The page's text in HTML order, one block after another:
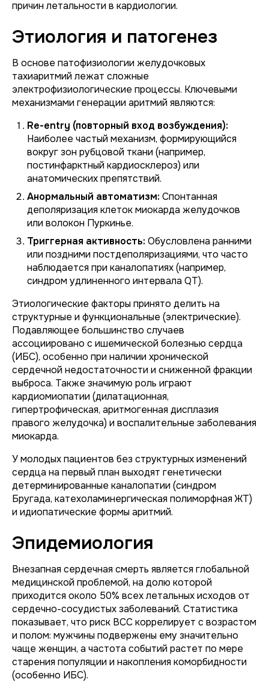
причин летальности в кардиологии.
Этиология и патогенез
В основе патофизиологии желудочковых
тахиаритмий лежат сложные
электрофизиологические процессы. Ключевыми
механизмами генерации аритмий являются:
Re-entry (повторный вход возбуждения):
Наиболее частый механизм, формирующийся
вокруг зон рубцовой ткани (например,
постинфарктный кардиосклероз) или
анатомических препятствий.
Анормальный автоматизм: Спонтанная
деполяризация клеток миокарда желудочков
или волокон Пуркинье.
Триггерная активность: Обусловлена ранними
или поздними постдеполяризациями, что часто
наблюдается при каналопатиях (например,
синдром удлиненного интервала QT).
Этиологические факторы принято делить на
структурные и функциональные (электрические).
Подавляющее большинство случаев
ассоциировано с ишемической болезнью сердца
(ИБС), особенно при наличии хронической
сердечной недостаточности и сниженной фракции
выброса. Также значимую роль играют
кардиомиопатии (дилатационная,
гипертрофическая, аритмогенная дисплазия
правого желудочка) и воспалительные заболевания
миокарда.
У молодых пациентов без структурных изменений
сердца на первый план выходят генетически
детерминированные каналопатии (синдром
Бругада, катехоламинергическая полиморфная ЖТ)
и идиопатические формы аритмий.
Эпидемиология
Внезапная сердечная смерть является глобальной
медицинской проблемой, на долю которой
приходится около 50% всех летальных исходов от
сердечно-сосудистых заболеваний. Статистика
показывает, что риск ВСС коррелирует с возрастом
и полом: мужчины подвержены ему значительно
чаще женщин, а частота событий растет по мере
старения популяции и накопления коморбидности
(особенно ИБС).